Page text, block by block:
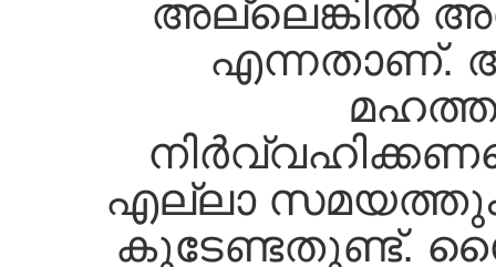
അല്ലെങ്കില്‍
എന്നതാണ്‌.
എല്ലാ
കൂടേണ്ടതുണ്ട്‌.